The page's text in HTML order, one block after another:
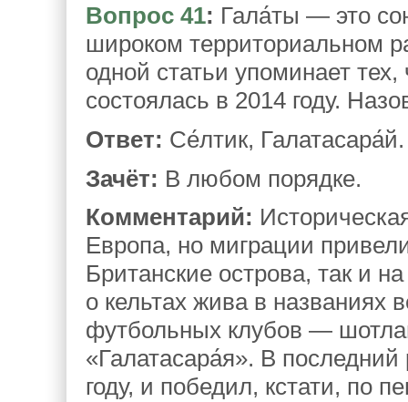
Вопрос 41: Гала́ты — это
широком территориальном
одной статьи упоминает
состоялась в 2014 году.
Ответ: Се́лтик, Галатасара́й.
Зачёт: В любом порядке.
Комментарий:
Европа, но миграции
Британские острова, так и
о кельтах жива в названиях
футбольных клубов —
«Галатасара́я». В последний
году, и победил, кстати, по